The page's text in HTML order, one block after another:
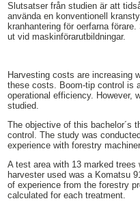
Slutsatser från studien är att
använda en konventionell
kranhantering för oerfarna
ut vid maskinförarutbildningar.
Harvesting costs are increasing
these costs. Boom-tip control is
operational efficiency. However,
studied.
The objective of this bachelor´s
control. The study was
experience with forestry
A test area with 13 marked
harvester used was a Komatsu
of experience from the forestry
calculated for each treatment.